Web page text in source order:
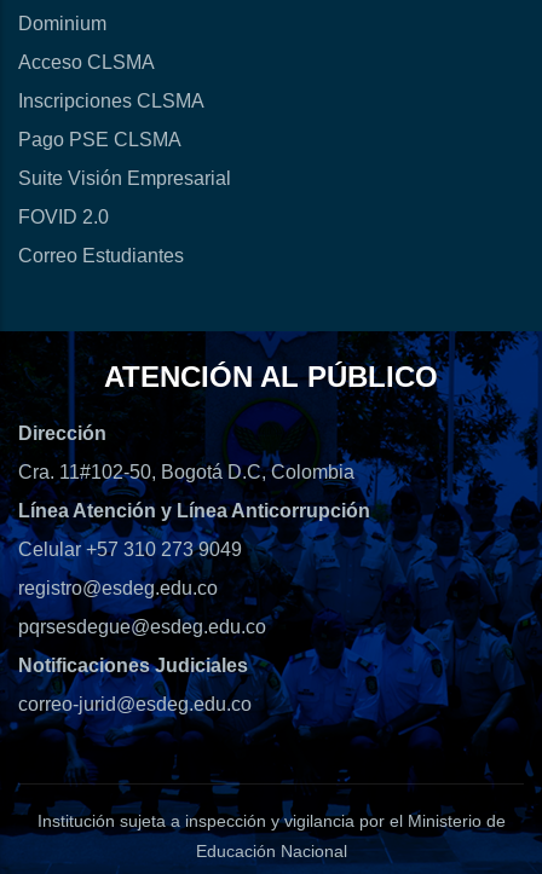
Dominium
Acceso CLSMA
Inscripciones CLSMA
Pago PSE CLSMA
Suite Visión Empresarial
FOVID 2.0
Correo Estudiantes
ATENCIÓN AL PÚBLICO
Dirección
Cra. 11#102-50, Bogotá D.C, Colombia
Línea Atención y Línea Anticorrupción
Celular +57 310 273 9049
registro@esdeg.edu.co
pqrsesdegue@esdeg.edu.co
Notificaciones Judiciales
correo-jurid@esdeg.edu.co
Institución sujeta a inspección y vigilancia por el Ministerio de
Educación Nacional